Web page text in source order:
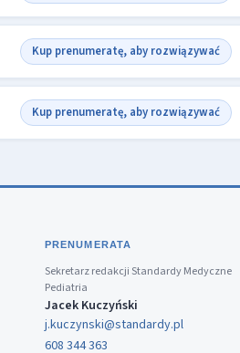
Kup prenumeratę, aby rozwiązywać
Kup prenumeratę, aby rozwiązywać
PRENUMERATA
Sekretarz redakcji Standardy Medyczne
Pediatria
Jacek Kuczyński
j.kuczynski@standardy.pl
608 344 363